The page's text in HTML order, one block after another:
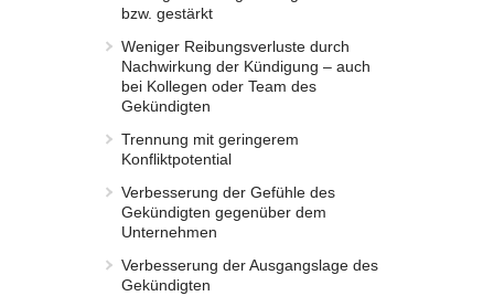
bzw. gestärkt
Weniger Reibungsverluste durch
Nachwirkung der Kündigung – auch
bei Kollegen oder Team des
Gekündigten
Trennung mit geringerem
Konfliktpotential
Verbesserung der Gefühle des
Gekündigten gegenüber dem
Unternehmen
Verbesserung der Ausgangslage des
Gekündigten